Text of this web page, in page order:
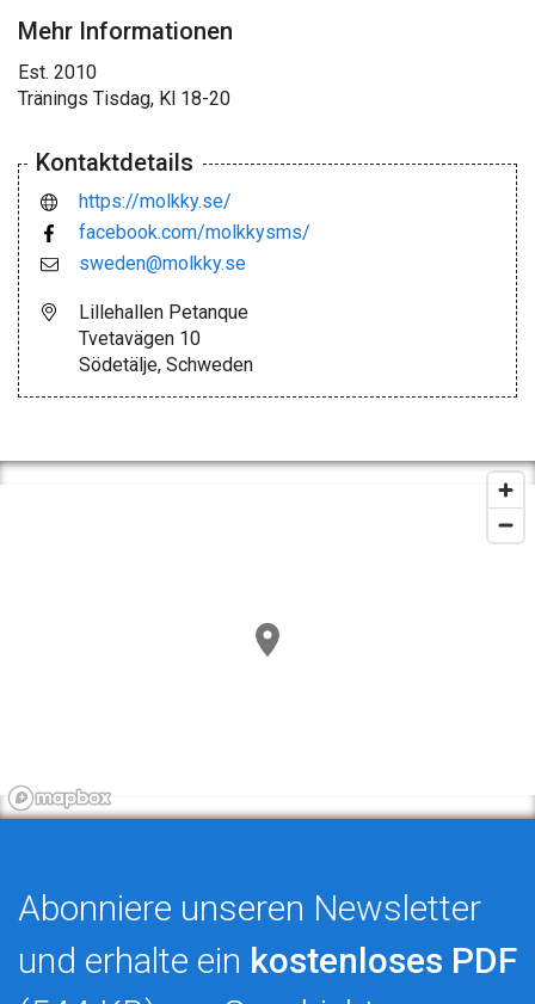
Mehr Informationen
Est. 2010
Tränings Tisdag, Kl 18-20
Kontaktdetails
https://molkky.se/
facebook.com/molkkysms/
sweden@molkky.se
Lillehallen Petanque
Tvetavägen 10
Södetälje, Schweden
Abonniere unseren Newsletter
und erhalte ein kostenloses PDF